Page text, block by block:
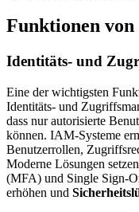
Funktionen
Identitäts- und
Eine der wichtigsten
Identitäts- und
dass nur autorisierte
können. IAM-Systeme
Benutzerrollen,
Moderne Lösungen
(MFA) und Single Sign-
erhöhen und